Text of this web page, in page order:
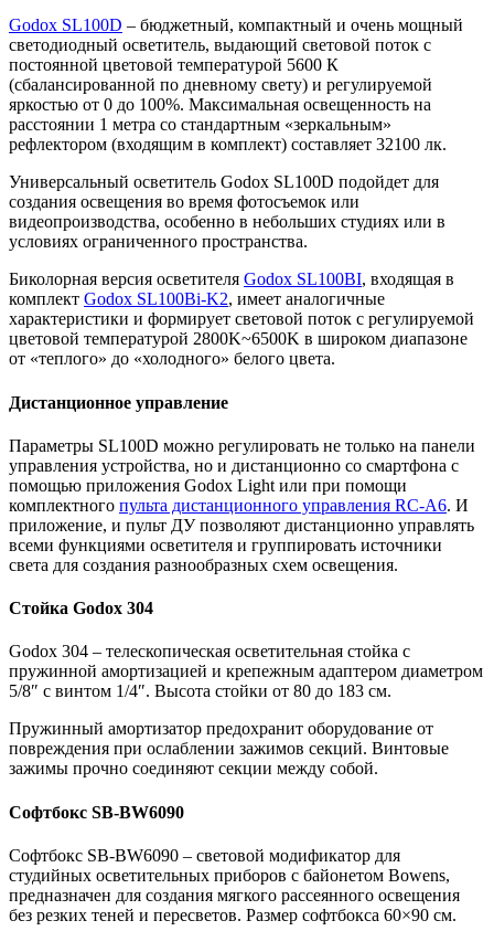
Godox SL100D – бюджетный, компактный и очень мощный
светодиодный осветитель, выдающий световой поток с
постоянной цветовой температурой 5600 К
(сбалансированной по дневному свету) и регулируемой
яркостью от 0 до 100%. Максимальная освещенность на
расстоянии 1 метра со стандартным «зеркальным»
рефлектором (входящим в комплект) составляет 32100 лк.
Универсальный осветитель Godox SL100D подойдет для
создания освещения во время фотосъемок или
видеопроизводства, особенно в небольших студиях или в
условиях ограниченного пространства.
Биколорная версия осветителя Godox SL100BI, входящая в
комплект Godox SL100Bi-K2, имеет аналогичные
характеристики и формирует световой поток с регулируемой
цветовой температурой 2800K~6500K в широком диапазоне
от «теплого» до «холодного» белого цвета.
Дистанционное управление
Параметры SL100D можно регулировать не только на панели
управления устройства, но и дистанционно со смартфона с
помощью приложения Godox Light или при помощи
комплектного пульта дистанционного управления RC-A6. И
приложение, и пульт ДУ позволяют дистанционно управлять
всеми функциями осветителя и группировать источники
света для создания разнообразных схем освещения.
Стойка Godox 304
Godox 304 – телескопическая осветительная стойка с
пружинной амортизацией и крепежным адаптером диаметром
5/8″ с винтом 1/4″. Высота стойки от 80 до 183 см.
Пружинный амортизатор предохранит оборудование от
повреждения при ослаблении зажимов секций. Винтовые
зажимы прочно соединяют секции между собой.
Софтбокс SB-BW6090
Софтбокс SB-BW6090 – световой модификатор для
студийных осветительных приборов с байонетом Bowens,
предназначен для создания мягкого рассеянного освещения
без резких теней и пересветов. Размер софтбокса 60×90 см.